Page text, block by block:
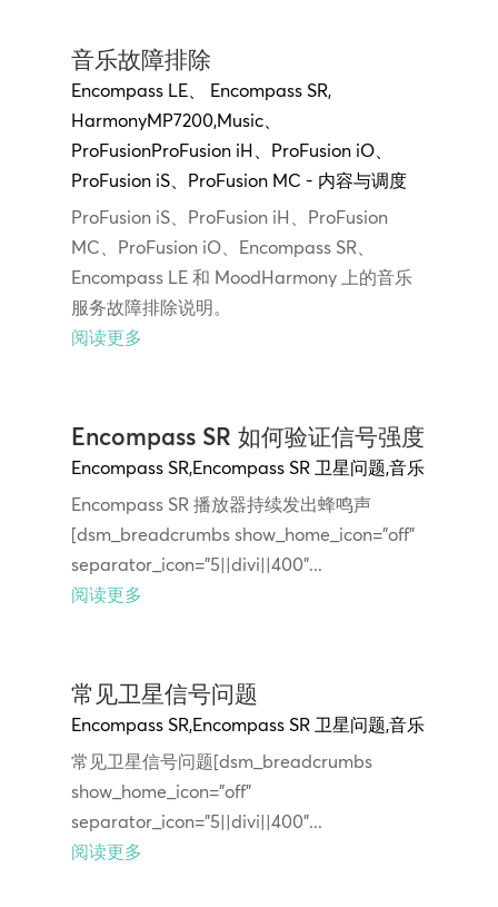
音乐故障排除
Encompass LE、 Encompass SR,
HarmonyMP7200,Music、
ProFusionProFusion iH、 ProFusion iO、
ProFusion iS、 ProFusion MC - 内容与调度
ProFusion iS、ProFusion iH、ProFusion
MC、ProFusion iO、Encompass SR、
Encompass LE 和 MoodHarmony 上的音乐
服务故障排除说明。
阅读更多
Encompass SR 如何验证信号强度
Encompass SR,Encompass SR 卫星问题,音乐
Encompass SR 播放器持续发出蜂鸣声
[dsm_breadcrumbs show_home_icon="off"
separator_icon="5||divi||400"...
阅读更多
常见卫星信号问题
Encompass SR,Encompass SR 卫星问题,音乐
常见卫星信号问题[dsm_breadcrumbs
show_home_icon="off"
separator_icon="5||divi||400"...
阅读更多